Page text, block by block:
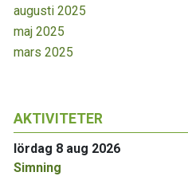
augusti 2025
maj 2025
mars 2025
AKTIVITETER
lördag 8 aug 2026
Simning